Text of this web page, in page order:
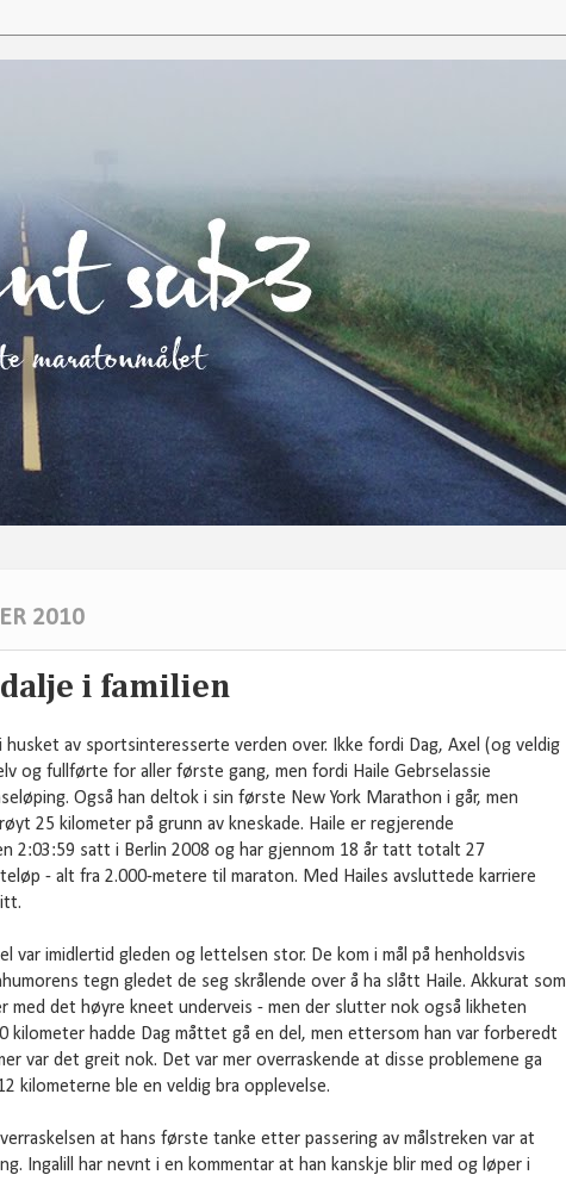
2010
i familien
husket av sportsinteresserte verden over. Ikke fordi Dag, Axel (og veldig
og fullførte for aller første gang, men fordi Haile Gebrselassie
Også han deltok i sin første New York Marathon i går, men
25 kilometer på grunn av kneskade. Haile er regjerende
2:03:59 satt i Berlin 2008 og har gjennom 18 år tatt totalt 27
- alt fra 2.000-metere til maraton. Med Hailes avsluttede karriere
var imidlertid gleden og lettelsen stor. De kom i mål på henholdsvis
tegn gledet de seg skrålende over å ha slått Haile. Akkurat som
med det høyre kneet underveis - men der slutter nok også likheten
kilometer hadde Dag måttet gå en del, men ettersom han var forberedt
var det greit nok. Det var mer overraskende at disse problemene ga
kilometerne ble en veldig bra opplevelse.
at hans første tanke etter passering av målstreken var at
Ingalill har nevnt i en kommentar at han kanskje blir med og løper i